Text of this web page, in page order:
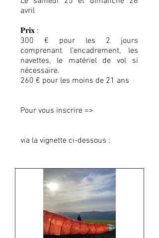
avril
𝐏𝐫𝐢𝐱 :
300 € pour les 2 jours
comprenant l'encadrement, les
navettes, le matériel de vol si
nécessaire.
260 € pour les moins de 21 ans
Pour vous inscrire =>
via la vignette ci-dessous :